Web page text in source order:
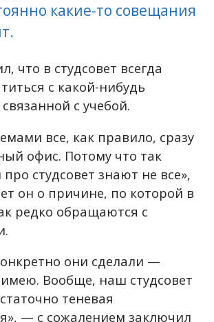
какие-то совещания
что в студсовет всегда
с какой-нибудь
с учебой.
все, как правило, сразу
офис. Потому что так
студсовет знают не все»,
он о причине, по которой в
редко обращаются с
они сделали —
Вообще, наш студсовет
теневая
— с сожалением заключил